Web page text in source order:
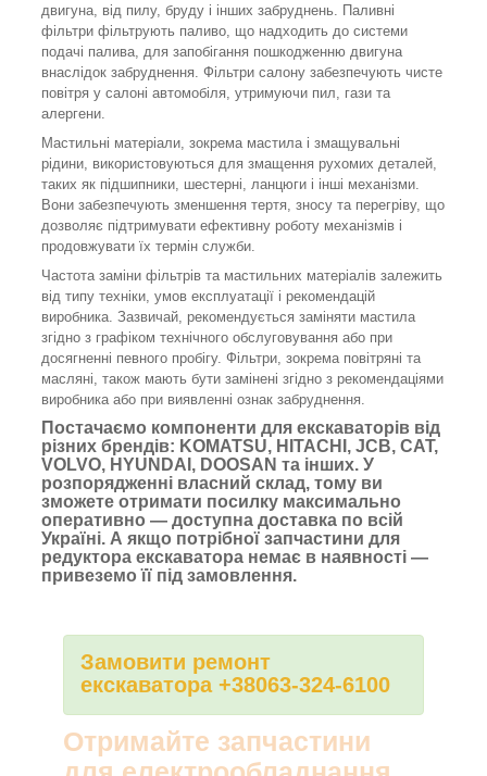
двигуна, від пилу, бруду і інших забруднень. Паливні
фільтри фільтрують паливо, що надходить до системи
подачі палива, для запобігання пошкодженню двигуна
внаслідок забруднення. Фільтри салону забезпечують чисте
повітря у салоні автомобіля, утримуючи пил, гази та
алергени.
Мастильні матеріали, зокрема мастила і змащувальні
рідини, використовуються для змащення рухомих деталей,
таких як підшипники, шестерні, ланцюги і інші механізми.
Вони забезпечують зменшення тертя, зносу та перегріву, що
дозволяє підтримувати ефективну роботу механізмів і
продовжувати їх термін служби.
Частота заміни фільтрів та мастильних матеріалів залежить
від типу техніки, умов експлуатації і рекомендацій
виробника. Зазвичай, рекомендується заміняти мастила
згідно з графіком технічного обслуговування або при
досягненні певного пробігу. Фільтри, зокрема повітряні та
масляні, також мають бути замінені згідно з рекомендаціями
виробника або при виявленні ознак забруднення.
Постачаємо компоненти для екскаваторів від
різних брендів: KOMATSU, HITACHI, JCB, CAT,
VOLVO, HYUNDAI, DOOSAN та інших. У
розпорядженні власний склад, тому ви
зможете отримати посилку максимально
оперативно — доступна доставка по всій
Україні. А якщо потрібної запчастини для
редуктора екскаватора немає в наявності —
привеземо її під замовлення.
Замовити ремонт
екскаватора +38063-324-6100
Отримайте запчастини